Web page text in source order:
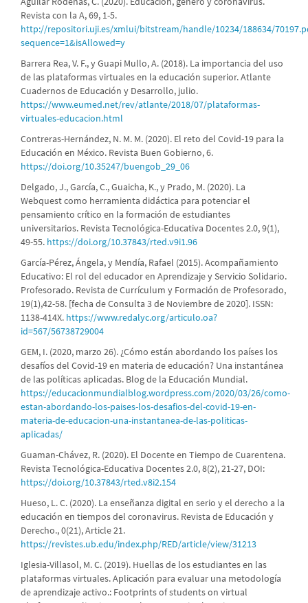
Revista con la A, 69, 1-5.
http://repositori.uji.es/xmlui/bitstream/handle/10234/188634/
sequence=1&isAllowed=y
Barrera Rea, V. F., y Guapi Mullo, A. (2018). La importancia del uso
de las plataformas virtuales en la educación superior. Atlante
Cuadernos de Educación y Desarrollo, julio.
https://www.eumed.net/rev/atlante/2018/07/plataformas-
virtuales-educacion.html
Contreras-Hernández, N. M. M. (2020). El reto del Covid-19 para la
Educación en México. Revista Buen Gobierno, 6.
https://doi.org/10.35247/buengob_29_06
Delgado, J., García, C., Guaicha, K., y Prado, M. (2020). La
Webquest como herramienta didáctica para potenciar el
pensamiento crítico en la formación de estudiantes
universitarios. Revista Tecnológica-Educativa Docentes 2.0, 9(1),
49-55. https://doi.org/10.37843/rted.v9i1.96
García-Pérez, Ángela, y Mendía, Rafael (2015). Acompañamiento
Educativo: El rol del educador en Aprendizaje y Servicio Solidario.
Profesorado. Revista de Currículum y Formación de Profesorado,
19(1),42-58. [fecha de Consulta 3 de Noviembre de 2020]. ISSN:
1138-414X. https://www.redalyc.org/articulo.oa?
id=567/56738729004
GEM, I. (2020, marzo 26). ¿Cómo están abordando los países los
desafíos del Covid-19 en materia de educación? Una instantánea
de las políticas aplicadas. Blog de la Educación Mundial.
https://educacionmundialblog.wordpress.com/2020/03/26/como-
estan-abordando-los-paises-los-desafios-del-covid-19-en-
materia-de-educacion-una-instantanea-de-las-politicas-
aplicadas/
Guaman-Chávez, R. (2020). El Docente en Tiempo de Cuarentena.
Revista Tecnológica-Educativa Docentes 2.0, 8(2), 21-27, DOI:
https://doi.org/10.37843/rted.v8i2.154
Hueso, L. C. (2020). La enseñanza digital en serio y el derecho a la
educación en tiempos del coronavirus. Revista de Educación y
Derecho., 0(21), Article 21.
https://revistes.ub.edu/index.php/RED/article/view/31213
Iglesia-Villasol, M. C. (2019). Huellas de los estudiantes en las
plataformas virtuales. Aplicación para evaluar una metodología
de aprendizaje activo.: Footprints of students on virtual